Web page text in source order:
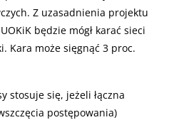
Z uzasadnienia projektu
będzie mógł karać sieci
Kara może sięgnąć 3 proc.
stosuje się, jeżeli łączna
postępowania)